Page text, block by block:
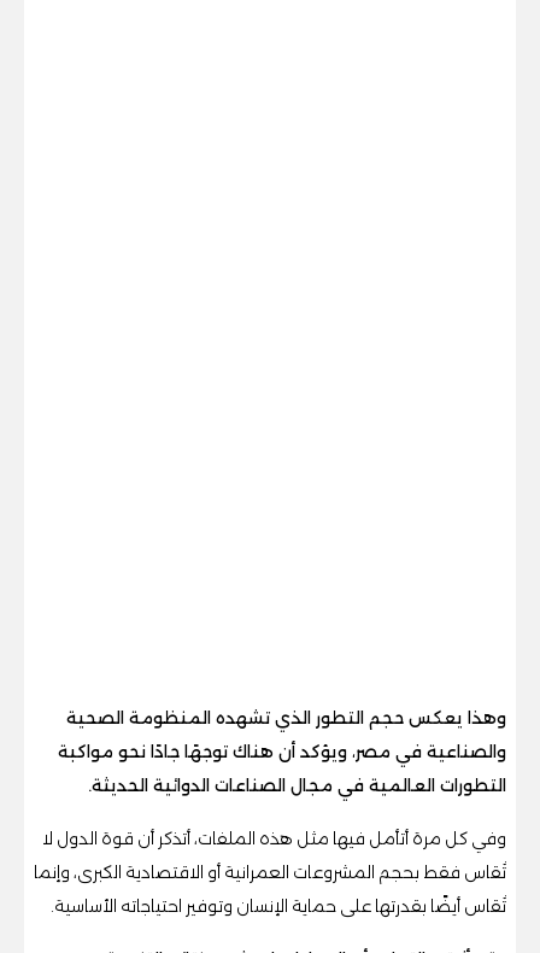
وهذا يعكس حجم التطور الذي تشهده المنظومة الصحية
والصناعية في مصر، ويؤكد أن هناك توجهًا جادًا نحو مواكبة
التطورات العالمية في مجال الصناعات الدوائية الحديثة.
وفي كل مرة أتأمل فيها مثل هذه الملفات، أتذكر أن قوة الدول لا
تُقاس فقط بحجم المشروعات العمرانية أو الاقتصادية الكبرى، وإنما
تُقاس أيضًا بقدرتها على حماية الإنسان وتوفير احتياجاته الأساسية.